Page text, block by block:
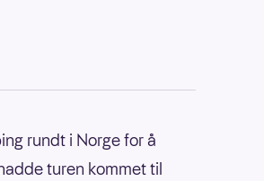
rundt i Norge for å
turen kommet til